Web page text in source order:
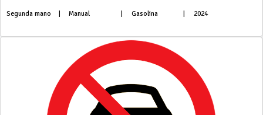
Segunda mano Manual Gasolina 2024